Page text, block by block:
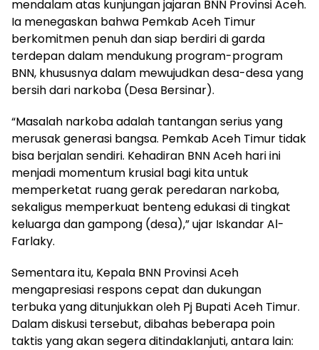
mendalam atas kunjungan jajaran BNN Provinsi Aceh.
Ia menegaskan bahwa Pemkab Aceh Timur
berkomitmen penuh dan siap berdiri di garda
terdepan dalam mendukung program-program
BNN, khususnya dalam mewujudkan desa-desa yang
bersih dari narkoba (Desa Bersinar).
“Masalah narkoba adalah tantangan serius yang
merusak generasi bangsa. Pemkab Aceh Timur tidak
bisa berjalan sendiri. Kehadiran BNN Aceh hari ini
menjadi momentum krusial bagi kita untuk
memperketat ruang gerak peredaran narkoba,
sekaligus memperkuat benteng edukasi di tingkat
keluarga dan gampong (desa),” ujar Iskandar Al-
Farlaky.
Sementara itu, Kepala BNN Provinsi Aceh
mengapresiasi respons cepat dan dukungan
terbuka yang ditunjukkan oleh Pj Bupati Aceh Timur.
Dalam diskusi tersebut, dibahas beberapa poin
taktis yang akan segera ditindaklanjuti, antara lain: